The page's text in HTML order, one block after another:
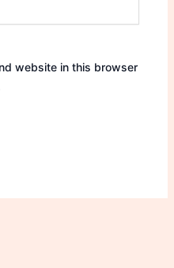
website in this browser